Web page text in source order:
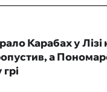
Карабах у
а